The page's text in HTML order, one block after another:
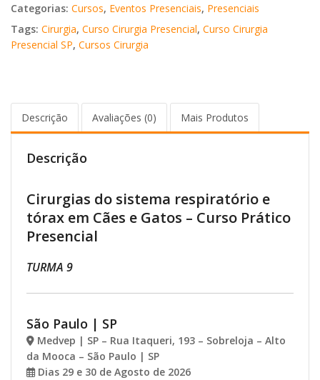
Categorias: Cursos, Eventos Presenciais, Presenciais
Tags: Cirurgia, Curso Cirurgia Presencial, Curso Cirurgia
Presencial SP, Cursos Cirurgia
Descrição Avaliações (0) Mais Produtos
Descrição
Cirurgias do sistema respiratório e
tórax em Cães e Gatos – Curso Prático
Presencial
TURMA 9
São Paulo | SP
Medvep | SP – Rua Itaqueri, 193 – Sobreloja – Alto
da Mooca – São Paulo | SP
Dias 29 e 30 de Agosto de 2026